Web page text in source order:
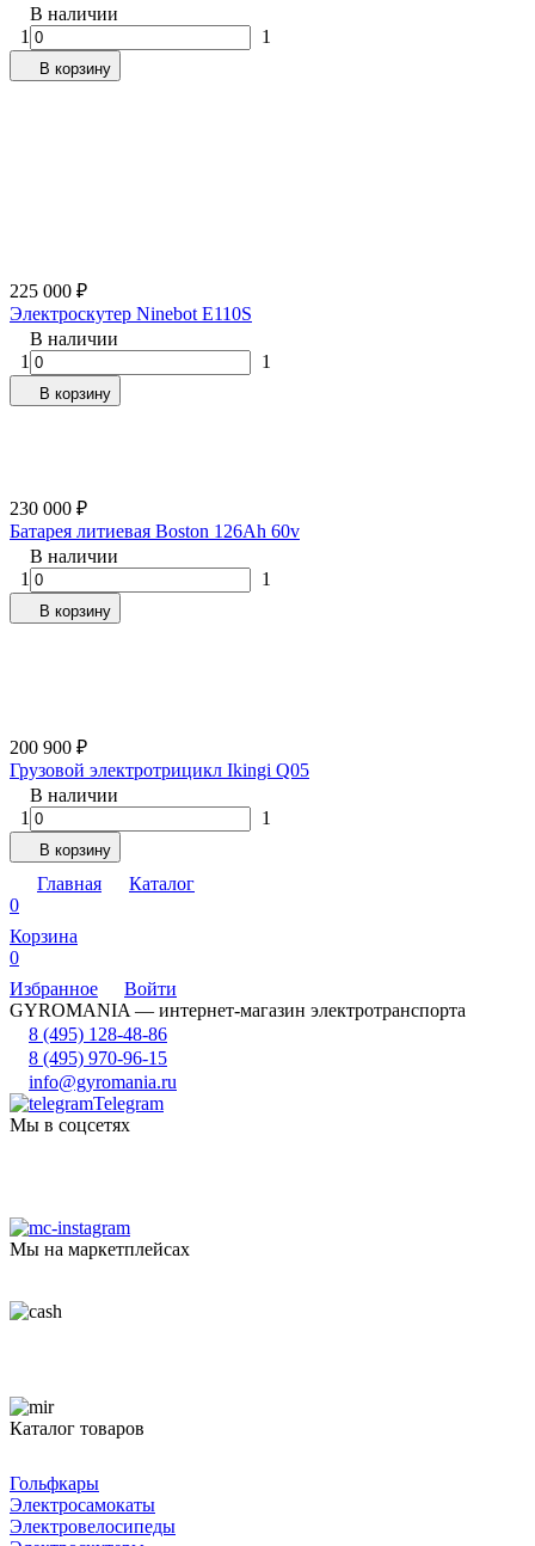
В наличии
1
1
В корзину
225 000 ₽
Электроскутер Ninebot E110S
В наличии
1
1
В корзину
230 000 ₽
Батарея литиевая Boston 126Ah 60v
В наличии
1
1
В корзину
200 900 ₽
Грузовой электротрицикл Ikingi Q05
В наличии
1
1
В корзину
Главная
Каталог
0
Корзина
0
Избранное
Войти
GYROMANIA — интернет-магазин электротранспорта
8 (495) 128-48-86
8 (495) 970-96-15
info@gyromania.ru
Telegram
Мы в соцсетях
Мы на маркетплейсах
Каталог товаров
Гольфкары
Электросамокаты
Электровелосипеды